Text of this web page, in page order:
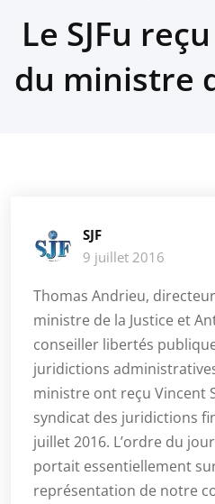
Le SJFu
du ministre
SJF
9 juillet 2016
Thomas Andrieu,
ministre de la Justice et
conseiller libertés
juridictions
ministre ont reçu Vincent
syndicat des juridictions
juillet 2016. L’ordre du
portait essentiellement
représentation de notre